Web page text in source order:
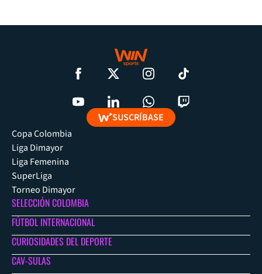
SUSCRÍBASE
Copa Colombia
Liga Dimayor
Liga Femenina
SuperLiga
Torneo Dimayor
SELECCIÓN COLOMBIA
FÚTBOL INTERNACIONAL
CURIOSIDADES DEL DEPORTE
CAV-SULAS